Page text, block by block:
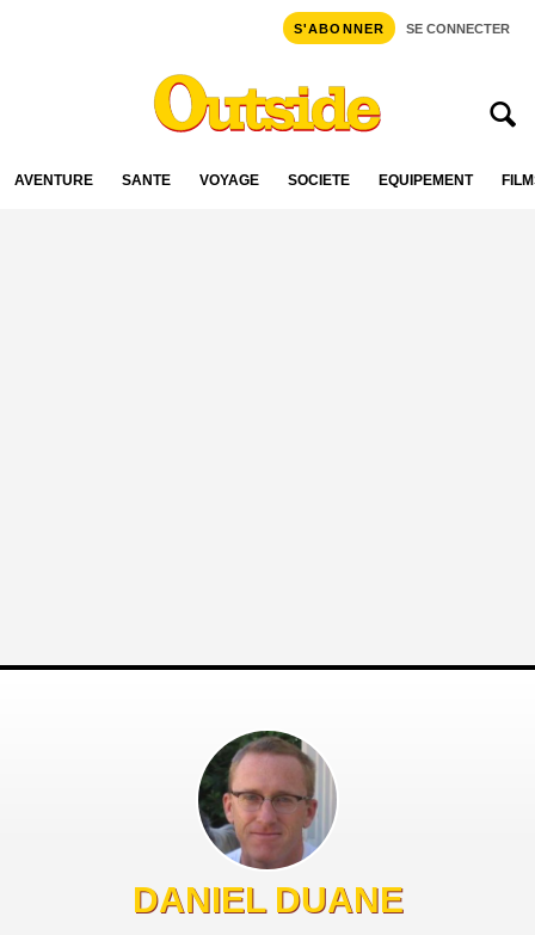
S'ABONNER SE CONNECTER
AVENTURE SANTÉ VOYAGE SOCIÉTÉ ÉQUIPEMENT
DANIEL DUANE